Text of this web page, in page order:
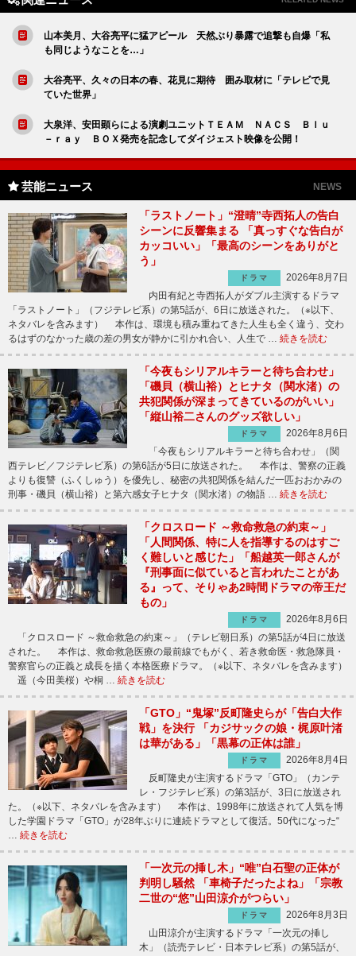
山本美月、大谷亮平に猛アピール 天然ぶり暴露で追撃も自爆「私
も同じようなことを…」
大谷亮平、久々の日本の春、花見に期待 囲み取材に「テレビで見
ていた世界」
大泉洋、安田顕らによる演劇ユニットＴＥＡＭ ＮＡＣＳ Ｂｌｕ
－ｒａｙ ＢＯＸ発売を記念してダイジェスト映像を公開！
芸能ニュース NEWS
「ラストノート」“澄晴”寺西拓人の告白
シーンに反響集まる 「真っすぐな告白が
カッコいい」「最高のシーンをありがと
う」
ドラマ
2026年8月7日
内田有紀と寺西拓人がダブル主演するドラマ
「ラストノート」（フジテレビ系）の第5話が、6日に放送された。（※以下、
ネタバレを含みます） 本作は、環境も積み重ねてきた人生も全く違う、交わ
るはずのなかった歳の差の男女が静かに引かれ合い、人生で … 続きを読む
「今夜もシリアルキラーと待ち合わせ」
「磯貝（横山裕）とヒナタ（関水渚）の
共犯関係が深まってきているのがいい」
「縦山裕二さんのグッズ欲しい」
ドラマ
2026年8月6日
「今夜もシリアルキラーと待ち合わせ」（関
西テレビ／フジテレビ系）の第6話が5日に放送された。 本作は、警察の正義
よりも復讐（ふくしゅう）を優先し、秘密の共犯関係を結んだ一匹おおかみの
刑事・磯貝（横山裕）と第六感女子ヒナタ（関水渚）の物語 … 続きを読む
「クロスロード ～救命救急の約束～」
「人間関係、特に人を指導するのはすご
く難しいと感じた」「船越英一郎さんが
『刑事面に似ていると言われたことがあ
る』って、そりゃあ2時間ドラマの帝王だ
もの」
ドラマ
2026年8月6日
「クロスロード ～救命救急の約束～」（テレビ朝日系）の第5話が4日に放送
された。 本作は、救命救急医療の最前線でもがく、若き救命医・救急隊員・
警察官らの正義と成長を描く本格医療ドラマ。（※以下、ネタバレを含みます）
遥（今田美桜）や桐 … 続きを読む
「GTO」“鬼塚”反町隆史らが「告白大作
戦」を決行 「カジサックの娘・梶原叶渚
は華がある」「黒幕の正体は誰」
ドラマ
2026年8月4日
反町隆史が主演するドラマ「GTO」（カンテ
レ・フジテレビ系）の第3話が、3日に放送され
た。（※以下、ネタバレを含みます） 本作は、1998年に放送されて人気を博
した学園ドラマ「GTO」が28年ぶりに連続ドラマとして復活。50代になった“
続きを読む
「一次元の挿し木」“唯”白石聖の正体が
判明し騒然 「車椅子だったよね」「宗教
二世の“悠”山田涼介がつらい」
ドラマ
2026年8月3日
山田涼介が主演するドラマ「一次元の挿し
木」（読売テレビ・日本テレビ系）の第5話が、